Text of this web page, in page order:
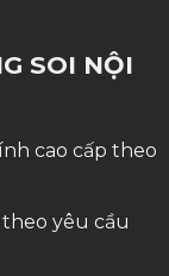
SOI NỘI
cao cấp theo
yêu cầu